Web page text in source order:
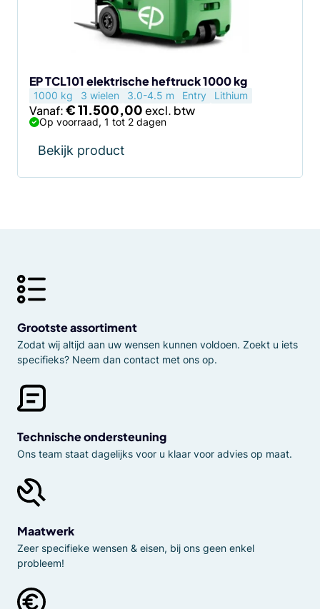
EP TCL101 elektrische heftruck 1000 kg
1000 kg 3 wielen 3.0-4.5 m Entry Lithium
Vanaf:€11.500,00
Op voorraad, 1 tot 2 dagen
Bekijk product
de
productpagina
Grootste assortiment
Zodat wij altijd aan uw wensen kunnen voldoen. Zoekt u iets
specifieks? Neem dan contact met ons op.
Technische ondersteuning
Ons team staat dagelijks voor u klaar voor advies op maat.
Maatwerk
Zeer specifieke wensen & eisen, bij ons geen enkel
probleem!